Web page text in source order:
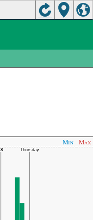
Min Max